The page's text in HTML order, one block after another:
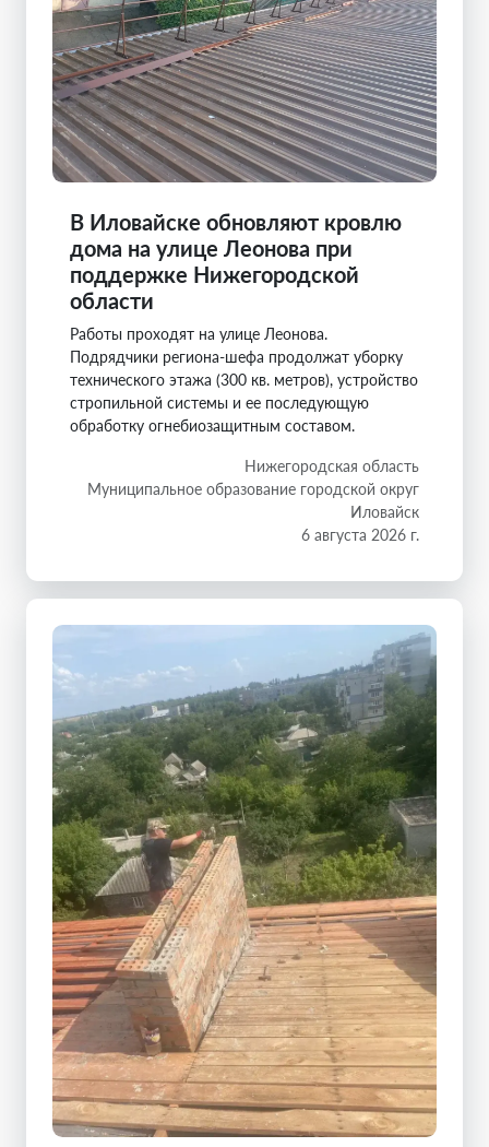
В Иловайске обновляют кровлю
дома на улице Леонова при
поддержке Нижегородской
области
Работы проходят на улице Леонова.
Подрядчики региона-шефа продолжат уборку
технического этажа (300 кв. метров), устройство
стропильной системы и ее последующую
обработку огнебиозащитным составом.
Нижегородская область
Муниципальное образование городской округ
Иловайск
6 августа 2026 г.